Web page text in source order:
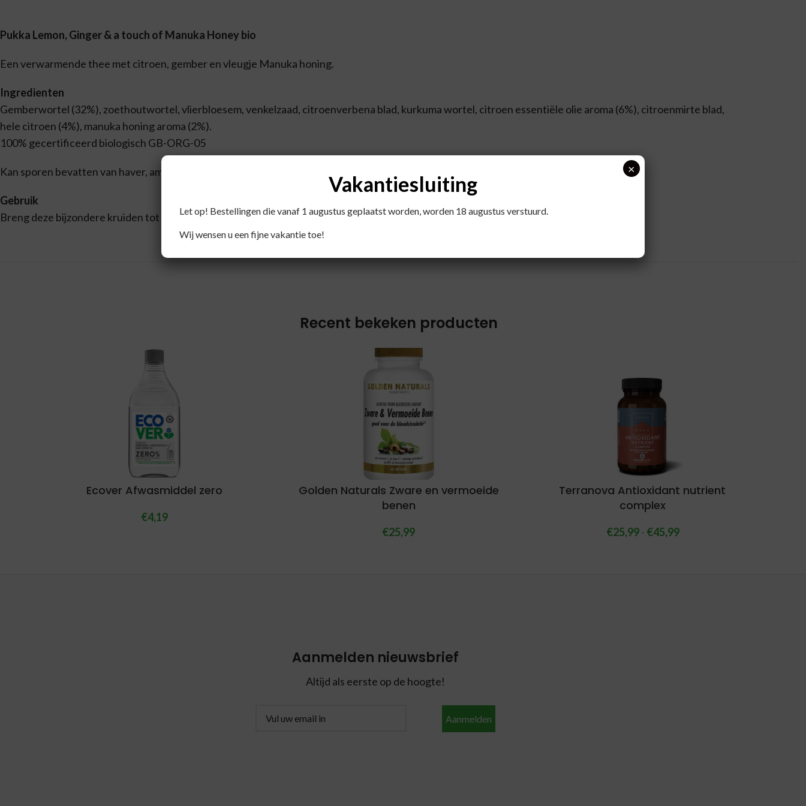
Pukka Lemon, Ginger & a touch of Manuka Honey bio
Een verwarmende thee met citroen, gember en vleugje Manuka honing.
Ingredienten
Gemberwortel (32%), zoethoutwortel, vlierbloesem, venkelzaad, citroenverbena blad, kurkuma wortel, citroen essentiële olie aroma (6%), citroenmirte blad,
hele citroen (4%), manuka honing aroma (2%).
100% gecertificeerd biologisch GB-ORG-05
Kan sporen bevatten van haver, amandelen, melk, selderij en mosterd.
Gebruik
Breng deze bijzondere kruiden tot leven door ze tot 5 minuten in vers gekookt water te laten trekken.
Recent bekeken producten
Ecover Afwasmiddel zero
€4,19
Golden Naturals Zware en vermoeide
benen
€25,99
Terranova Antioxidant nutrient
complex
€25,99- €45,99
Aanmelden nieuwsbrief
Altijd als eerste op de hoogte!
Aanmelden
Vakantiesluiting
Let op! Bestellingen die vanaf 1 augustus geplaatst worden, worden 18 augustus verstuurd.
Wij wensen u een fijne vakantie toe!
×